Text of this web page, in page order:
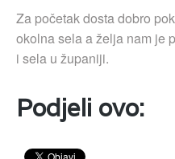
Za početak dosta dobro
okolna sela a želja nam je
i sela u županiji.
Podjeli ovo: